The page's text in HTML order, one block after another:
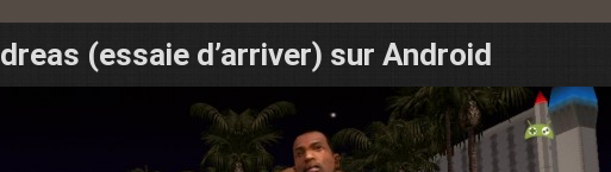
(essaie d’arriver) sur Android